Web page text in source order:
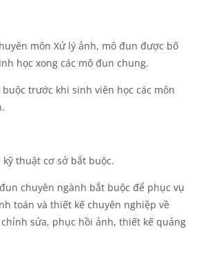
môn Xử lý ảnh, mô đun được bố
học xong các mô đun chung.
trước khi sinh viên học các môn
kỹ thuật cơ sở bắt buộc.
chuyên ngành bắt buộc để phục vụ
toán và thiết kế chuyên nghiệp về
sửa, phục hồi ảnh, thiết kế quảng